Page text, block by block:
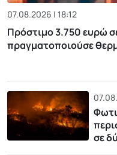
07.08.2026 | 18:12
Πρόστιμο 3.750 ευρώ
πραγματοποιούσε
σε